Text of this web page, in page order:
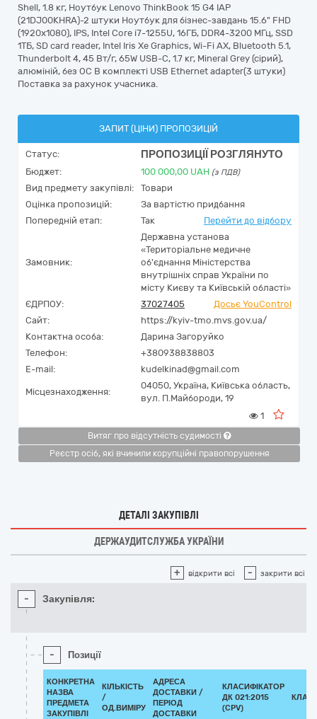
Shell, 1.8 кг, Ноутбук Lenovo ThinkBook 15 G4 IAP
(21DJ00KHRA)-2 штуки Ноутбук для бізнес-завдань 15.6" FHD
(1920x1080), IPS, Intel Core i7-1255U, 16ГБ, DDR4-3200 МГц, SSD
1ТБ, SD card reader, Intel Iris Xe Graphics, Wi-Fi AX, Bluetooth 5.1,
Thunderbolt 4, 45 Вт/г, 65W USB-C, 1.7 кг, Mineral Grey (cірий),
алюміній, без ОС В комплекті USB Ethernet adapter(3 штуки)
Поставка за рахунок учасника.
ЗАПИТ (ЦІНИ) ПРОПОЗИЦІЙ
Статус: ПРОПОЗИЦІЇ РОЗГЛЯНУТО
Бюджет: 100 000,00 UAH (з ПДВ)
Вид предмету закупівлі:
Товари
Оцінка пропозицій:
За вартістю придбання
Попередній етап:
Так Перейти до відбору
Замовник:
Державна установа
«Територіальне медичне
об'єднання Міністерства
внутрішніх справ України по
місту Києву та Київській області»
ЄДРПОУ:
37027405
Досьє YouControl
Сайт:
https://kyiv-tmo.mvs.gov.ua/
Контактна особа:
Дарина Загоруйко
Телефон:
+380938838803
E-mail:
kudelkinad@gmail.com
Місцезнаходження:
04050, Україна, Київська область,
вул. П.Майбороди, 19
1
Витяг про відсутність судимості
Реєстр осіб, які вчинили корупційні правопорушення
ДЕТАЛІ ЗАКУПІВЛІ
ДЕРЖАУДИТСЛУЖБА УКРАЇНИ
+ відкрити всі - закрити всі
- Закупівля:
- Позиції
КОНКРЕТНА
НАЗВА
ПРЕДМЕТА
ЗАКУПІВЛІ
КІЛЬКІСТЬ
/
ОД.ВИМІРУ
АДРЕСА
ДОСТАВКИ /
ПЕРІОД
ДОСТАВКИ
КЛАСИФІКАТОР
ДК 021:2015
(CPV)